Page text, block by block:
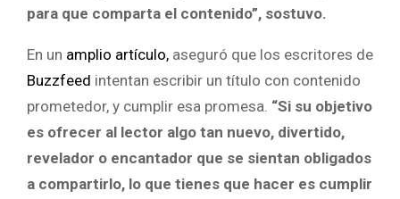
para que comparta el contenido”, sostuvo.
En un amplio artículo, aseguró que los escritores de
Buzzfeed intentan escribir un título con contenido
prometedor, y cumplir esa promesa. “Si su objetivo
es ofrecer al lector algo tan nuevo, divertido,
revelador o encantador que se sientan obligados
a compartirlo, lo que tienes que hacer es cumplir